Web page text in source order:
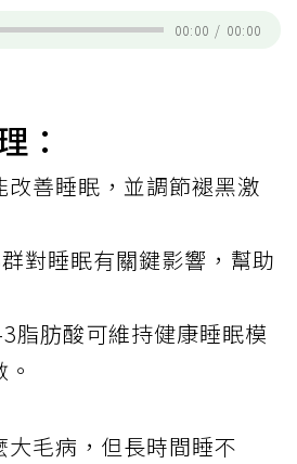
00:00 / 00:00
：
改善睡眠，並調節褪黑激
對睡眠有關鍵影響，幫助
脂肪酸可維持健康睡眠模
大毛病，但長時間睡不